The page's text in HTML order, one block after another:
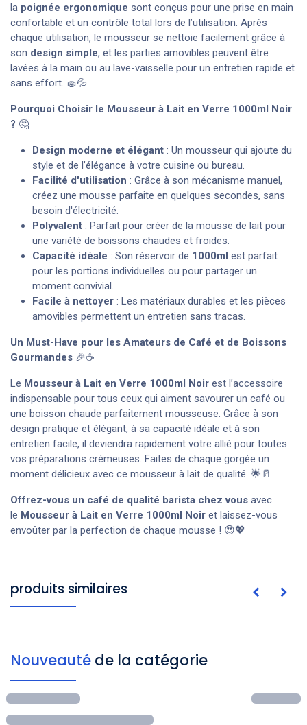
la poignée ergonomique sont conçus pour une prise en main
confortable et un contrôle total lors de l’utilisation. Après
chaque utilisation, le mousseur se nettoie facilement grâce à
son design simple, et les parties amovibles peuvent être
lavées à la main ou au lave-vaisselle pour un entretien rapide et
sans effort. 🧽💦
Pourquoi Choisir le Mousseur à Lait en Verre 1000ml
Noir
? 🤔
Design moderne et élégant : Un mousseur qui ajoute du
style et de l’élégance à votre cuisine ou bureau.
Facilité d'utilisation : Grâce à son mécanisme manuel,
créez une mousse parfaite en quelques secondes, sans
besoin d'électricité.
Polyvalent : Parfait pour créer de la mousse de lait pour
une variété de boissons chaudes et froides.
Capacité idéale : Son réservoir de 1000ml est parfait
pour les portions individuelles ou pour partager un
moment convivial.
Facile à nettoyer : Les matériaux durables et les pièces
amovibles permettent un entretien sans tracas.
Un Must-Have pour les Amateurs de Café et de Boissons
Gourmandes 🎉☕
Le Mousseur à Lait en Verre 1000ml Noir est l’accessoire
indispensable pour tous ceux qui aiment savourer un café ou
une boisson chaude parfaitement mousseuse. Grâce à son
design pratique et élégant, à sa capacité idéale et à son
entretien facile, il deviendra rapidement votre allié pour toutes
vos préparations crémeuses. Faites de chaque gorgée un
moment délicieux avec ce mousseur à lait de qualité. 🌟🥛
Offrez-vous un café de qualité barista chez vous avec
le Mousseur à Lait en Verre 1000ml Noir et laissez-vous
envoûter par la perfection de chaque mousse ! 😍💖
produits similaires
Nouveauté de la catégorie